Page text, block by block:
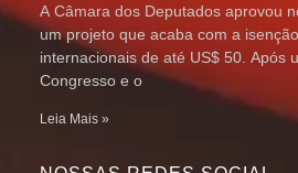
A Câmara dos Deputados aprovou
um projeto que acaba com a
internacionais de até US$ 50. Após
Congresso e o
Leia Mais »